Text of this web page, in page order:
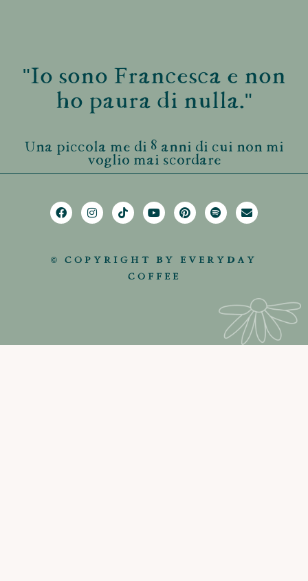
"Io sono Francesca e non
ho paura di nulla."
Una piccola me di 8 anni di cui non mi
voglio mai scordare
© COPYRIGHT BY EVERYDAY
COFFEE